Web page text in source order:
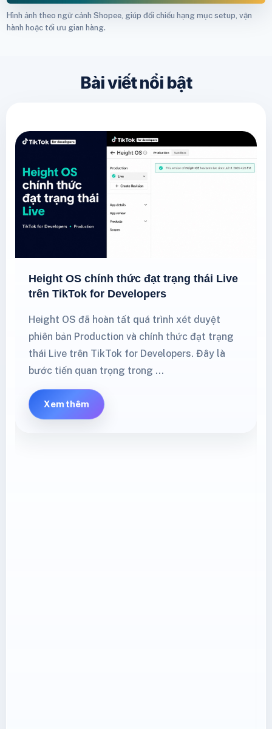
Hình ảnh theo ngữ cảnh Shopee, giúp đối chiếu hạng mục setup, vận
hành hoặc tối ưu gian hàng.
Bài viết nổi bật
Height OS chính thức đạt trạng thái Live
trên TikTok for Developers
Height OS đã hoàn tất quá trình xét duyệt
phiên bản Production và chính thức đạt trạng
thái Live trên TikTok for Developers. Đây là
bước tiến quan trọng trong …
Xem thêm